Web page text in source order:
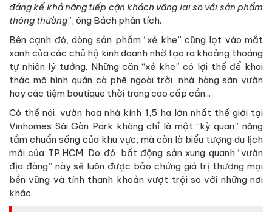
đáng kể khả năng tiếp cận khách vãng lai so với sản phẩm
thông thường”, ông Bách phân tích.
Bên cạnh đó, dòng sản phẩm “xẻ khe” cũng lọt vào mắt
xanh của các chủ hộ kinh doanh nhờ tạo ra khoảng thoáng
tự nhiên lý tưởng. Những căn “xẻ khe” có lợi thế để khai
thác mô hình quán cà phê ngoài trời, nhà hàng sân vườn
hay các tiệm boutique thời trang cao cấp cần...
Có thể nói, vườn hoa nhà kính 1,5 ha lớn nhất thế giới tại
Vinhomes Sài Gòn Park không chỉ là một “kỳ quan” nâng
tầm chuẩn sống của khu vực, mà còn là biểu tượng du lịch
mới của TP.HCM. Do đó, bất động sản xung quanh “vườn
địa đàng” này sẽ luôn được bảo chứng giá trị thương mại
bền vững và tính thanh khoản vượt trội so với những nơi
khác.